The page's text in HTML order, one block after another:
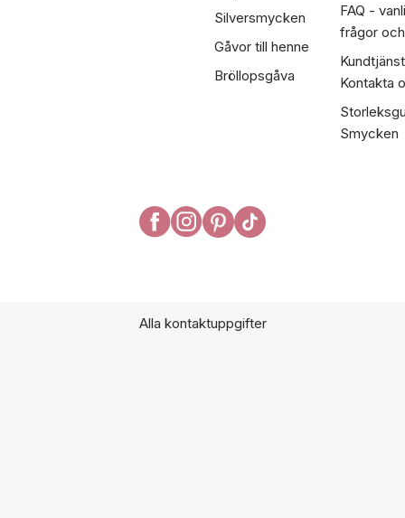
Silversmycken
Gåvor till henne
Bröllopsgåva
FAQ -
frågor
Kontakta
Smycken
Alla kontaktuppgifter